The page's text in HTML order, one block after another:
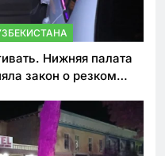
Нижняя палата
закон о резком